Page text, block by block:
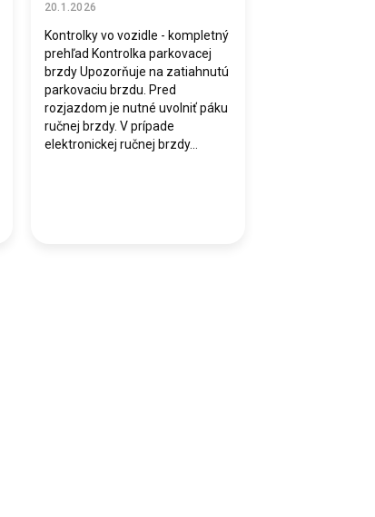
20.1.2026
Kontrolky vo vozidle - kompletný
prehľad Kontrolka parkovacej
brzdy Upozorňuje na zatiahnutú
parkovaciu brzdu. Pred
rozjazdom je nutné uvolniť páku
ručnej brzdy. V prípade
elektronickej ručnej brzdy...